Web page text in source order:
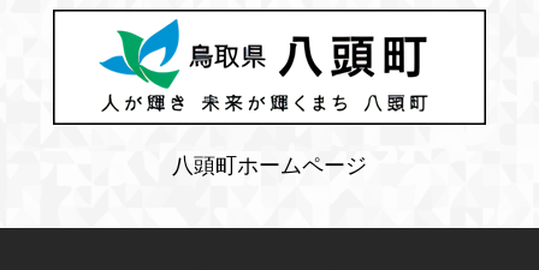
八頭町ホームページ